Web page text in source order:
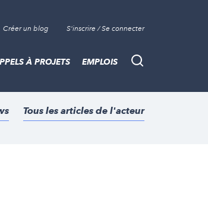
Créer un blog S'inscrire / Se connecter
Recherche
À PROJETS EMPLOIS
Tous les articles de l'acteur